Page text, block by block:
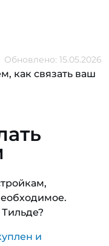
Обновлено: 15.05.2026
как связать ваш
и